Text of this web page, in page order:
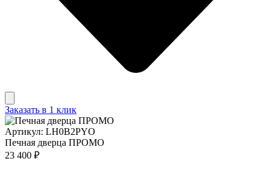
Заказать в 1 клик
Артикул: LH0B2PYO
Печная дверца ПРОМО
23 400 ₽